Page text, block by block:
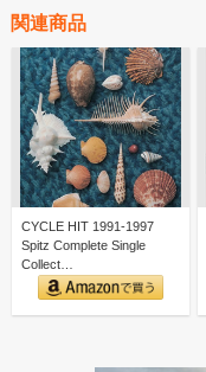
関連商品
CYCLE HIT 1991-1997
Spitz Complete Single
Collect…